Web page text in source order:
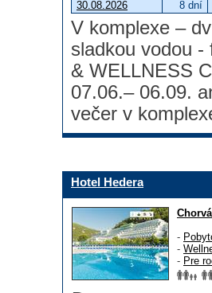
30.08.2026
8 dní
V komplexe –
sladkou vodou
& WELLNESS
07.06.– 06.09.
večer v
Hotel Hedera
-
-
- Pre